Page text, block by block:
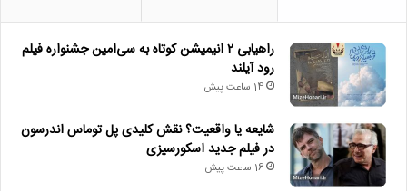
• شایعه یا واقعیت؟ نقش کلیدی پل توماس اندرسون در فیلم جدید
اسکورسیزی
• افتتاح نمایش «یک فیل ناپدید شده است» با حضور ایرج راد
• جزئیات اکران مستند «ماسک» منتشر شد
• تالار حافظ میزبان «کافه نادری» می‌شود
راهیابی ۲ انیمیشن کوتاه به سی‌امین جشنواره فیلم
رود آیلند
14 ساعت پیش
شایعه یا واقعیت؟ نقش کلیدی پل توماس اندرسون
در فیلم جدید اسکورسیزی
16 ساعت پیش